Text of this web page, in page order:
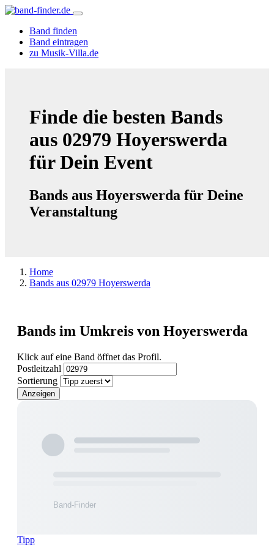
Band finden
Band eintragen
zu Musik-Villa.de
Finde die besten Bands
aus 02979 Hoyerswerda
für Dein Event
Bands aus Hoyerswerda für Deine
Veranstaltung
Home
Bands aus 02979 Hoyerswerda
Bands im Umkreis von Hoyerswerda
Klick auf eine Band öffnet das Profil.
Postleitzahl
Sortierung
Anzeigen
Tipp